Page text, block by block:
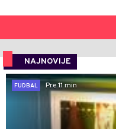
NAJNOVIJE
FUDBAL
Pre 11 min